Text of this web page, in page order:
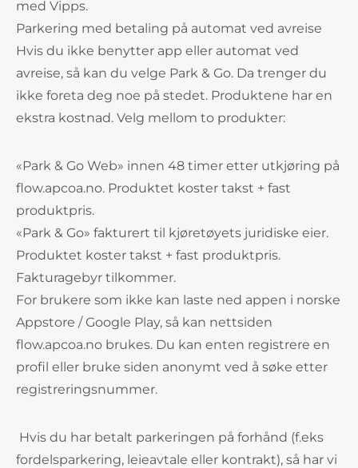
med Vipps.
Parkering med betaling på automat ved avreise
Hvis du ikke benytter app eller automat ved
avreise, så kan du velge Park & Go. Da trenger du
ikke foreta deg noe på stedet. Produktene har en
ekstra kostnad. Velg mellom to produkter:
«Park & Go Web» innen 48 timer etter utkjøring på
flow.apcoa.no. Produktet koster takst + fast
produktpris.
«Park & Go» fakturert til kjøretøyets juridiske eier.
Produktet koster takst + fast produktpris.
Fakturagebyr tilkommer.
For brukere som ikke kan laste ned appen i norske
Appstore / Google Play, så kan nettsiden
flow.apcoa.no brukes. Du kan enten registrere en
profil eller bruke siden anonymt ved å søke etter
registreringsnummer.
Hvis du har betalt parkeringen på forhånd (f.eks
fordelsparkering, leieavtale eller kontrakt), så har vi